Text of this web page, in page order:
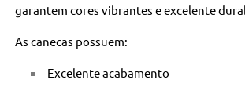
garantem cores vibrantes e excelente
As canecas possuem:
Excelente acabamento